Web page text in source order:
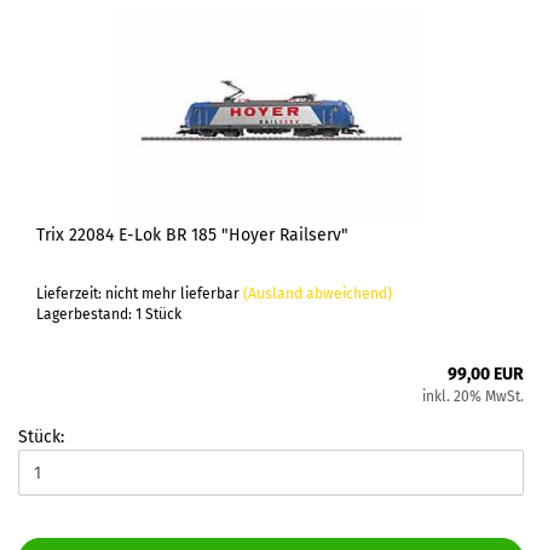
Trix 22084 E-Lok BR 185 "Hoyer Railserv"
Lieferzeit: nicht mehr lieferbar (Ausland abweichend)
Lagerbestand: 1 Stück
99,00 EUR
inkl. 20% MwSt.
Stück: